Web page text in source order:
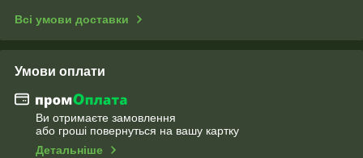
Всі умови доставки
Умови оплати
Ви отримаєте замовлення
або гроші повернуться на вашу картку
Детальніше